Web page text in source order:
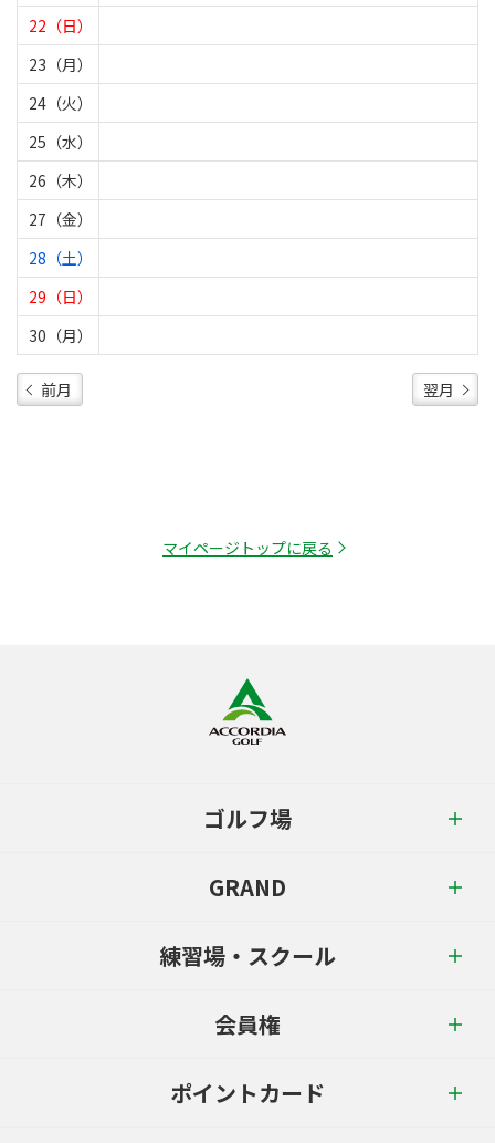
22（日）
23（月）
24（火）
25（水）
26（木）
27（金）
28（土）
29（日）
30（月）
前月 翌月
マイページトップに戻る
ゴルフ場
GRAND
練習場・スクール
会員権
ポイントカード